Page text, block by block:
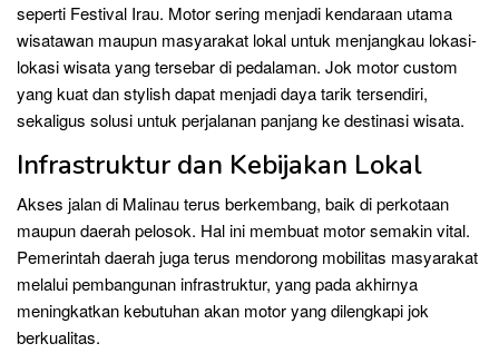
seperti Festival Irau. Motor sering menjadi kendaraan utama
wisatawan maupun masyarakat lokal untuk menjangkau lokasi-
lokasi wisata yang tersebar di pedalaman. Jok motor custom
yang kuat dan stylish dapat menjadi daya tarik tersendiri,
sekaligus solusi untuk perjalanan panjang ke destinasi wisata.
Infrastruktur dan Kebijakan Lokal
Akses jalan di Malinau terus berkembang, baik di perkotaan
maupun daerah pelosok. Hal ini membuat motor semakin vital.
Pemerintah daerah juga terus mendorong mobilitas masyarakat
melalui pembangunan infrastruktur, yang pada akhirnya
meningkatkan kebutuhan akan motor yang dilengkapi jok
berkualitas.